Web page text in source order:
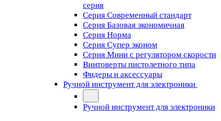
серия
Серия Современный стандарт
Серия Базовая экономичная
Серия Норма
Серия Cупер эконом
Серия Мини с регулятором скорости
Винтоверты пистолетного типа
Фидеры и аксессуары
Ручной инструмент для электроники
Ручной инструмент для электроники